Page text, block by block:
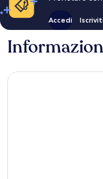
Accedi